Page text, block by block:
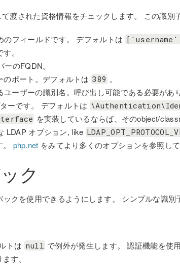
渡された資格情報をチェックします。 この識別
のフィールドです。 デフォルトは ['username'
す。
ーのFQDN。
のポート。デフォルトは 389 。
ユーザーの識別名。呼び出し可能である必要があ
ーです。 デフォルトは
を実装しているならば、そのobject/
LDAP オプション, like
php.net をみてより多くのオプションを参照して
ク
クを使用できるようにします。 シンプルな識別
トは null で例外が発生します。 認証機能を使
す。